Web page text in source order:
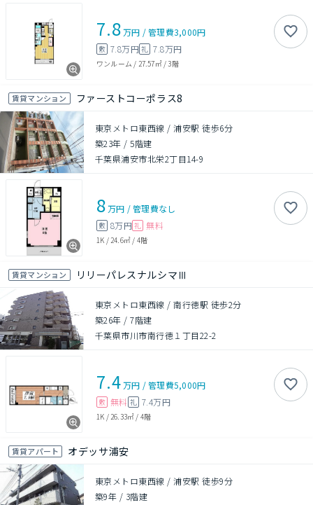
7.8万円 /管理費3,000円
敷 7.8万円礼 7.8万円
ワンルーム / 27.57㎡/3階
賃貸マンション ファーストコーポラス8
東京メトロ東西線 / 浦安駅 徒歩6分
築23年 /5階建
千葉県浦安市北栄2丁目14-9
8万円 /管理費なし
敷 8万円 礼 無料
1K / 24.6㎡ / 4階
賃貸マンション リリーパレスナルシマⅢ
東京メトロ東西線 / 南行徳駅 徒歩2分
築26年 /7階建
千葉県市川市南行徳１丁目22-2
7.4万円 /管理費5,000円
敷 無料 礼 7.4万円
1K / 26.33㎡ / 4階
賃貸アパート オデッサ浦安
東京メトロ東西線 / 浦安駅 徒歩9分
築9年 / 3階建